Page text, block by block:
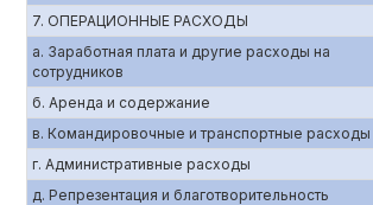
7. ОПЕРАЦИОННЫЕ РАСХОДЫ
а. Заработная плата и другие расходы на
сотрудников
б. Аренда и содержание
в. Командировочные и транспортные расходы
г. Административные расходы
д. Репрезентация и благотворительность